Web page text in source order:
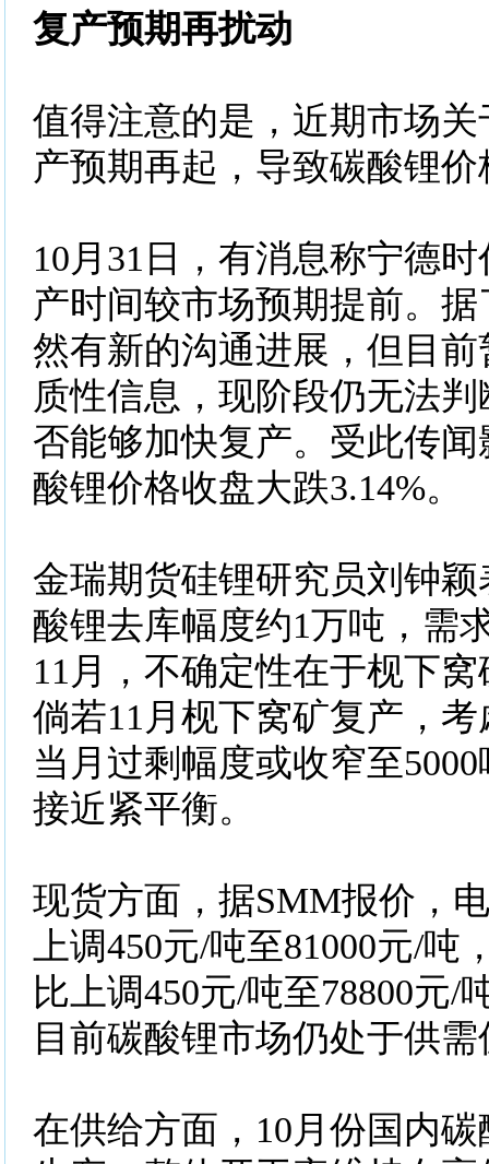
复产预期再扰动
值得注意的是，近期市场
产预期再起，导致碳酸锂
10月31日，有消息称宁德
产时间较市场预期提前。
然有新的沟通进展，但目
质性信息，现阶段仍无法
否能够加快复产。受此传
酸锂价格收盘大跌3.14%。
金瑞期货硅锂研究员刘钟
酸锂去库幅度约1万吨，需
11月，不确定性在于枧下
倘若11月枧下窝矿复产，
当月过剩幅度或收窄至
接近紧平衡。
现货方面，据SMM报价，
上调450元/吨至81000元/
比上调450元/吨至78800元/
目前碳酸锂市场仍处于供
在供给方面，10月份国内